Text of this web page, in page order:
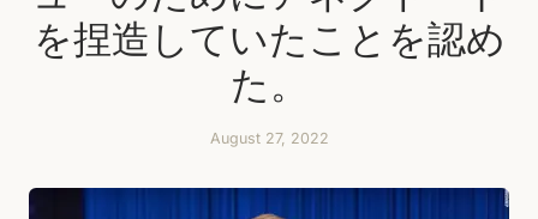
を捏造していたことを認め
た。
August 27, 2022